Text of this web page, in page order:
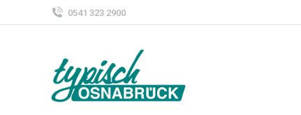
0541 323 2900